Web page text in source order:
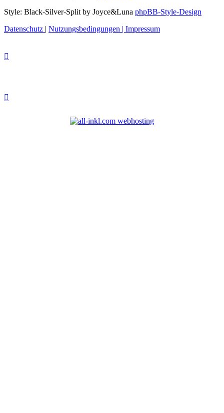
Style: Black-Silver-Split by Joyce&Luna phpBB-Style-Design
Datenschutz
Nutzungsbedingungen Impressum